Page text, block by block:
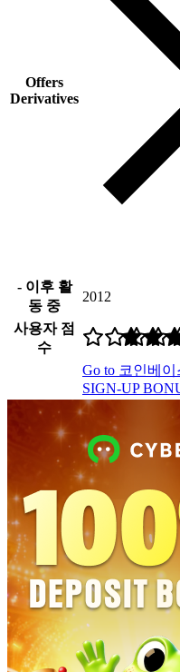
Offers
Derivatives
- 이후 활
동 중
2012
사용자 점
수
Go to 코인베이
SIGN-UP